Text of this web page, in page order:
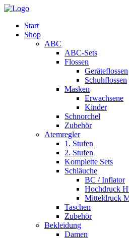
Start
Shop
ABC
ABC-Sets
Flossen
Geräteflossen
Schuhflossen
Masken
Erwachsene
Kinder
Schnorchel
Zubehör
Atemregler
1. Stufen
2. Stufen
Komplette Sets
Schläuche
BC / Inflator
Hochdruck
Mitteldruck
Taschen
Zubehör
Bekleidung
Damen